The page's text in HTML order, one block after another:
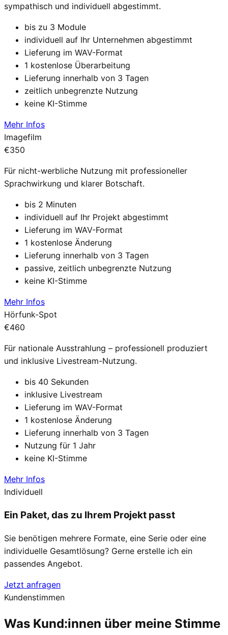
sympathisch und individuell abgestimmt.
bis zu 3 Module
individuell auf Ihr Unternehmen abgestimmt
Lieferung im WAV-Format
1 kostenlose Überarbeitung
Lieferung innerhalb von 3 Tagen
zeitlich unbegrenzte Nutzung
keine KI-Stimme
Mehr Infos
Imagefilm
€350
Für nicht-werbliche Nutzung mit professioneller
Sprachwirkung und klarer Botschaft.
bis 2 Minuten
individuell auf Ihr Projekt abgestimmt
Lieferung im WAV-Format
1 kostenlose Änderung
Lieferung innerhalb von 3 Tagen
passive, zeitlich unbegrenzte Nutzung
keine KI-Stimme
Mehr Infos
Hörfunk-Spot
€460
Für nationale Ausstrahlung – professionell produziert
und inklusive Livestream-Nutzung.
bis 40 Sekunden
inklusive Livestream
Lieferung im WAV-Format
1 kostenlose Änderung
Lieferung innerhalb von 3 Tagen
Nutzung für 1 Jahr
keine KI-Stimme
Mehr Infos
Individuell
Ein Paket, das zu Ihrem Projekt passt
Sie benötigen mehrere Formate, eine Serie oder eine
individuelle Gesamtlösung? Gerne erstelle ich ein
passendes Angebot.
Jetzt anfragen
Kundenstimmen
Was Kund:innen über meine Stimme